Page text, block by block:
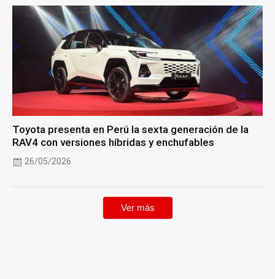
Toyota presenta en Perú la sexta generación de la
RAV4 con versiones híbridas y enchufables
26/05/2026
Ver más